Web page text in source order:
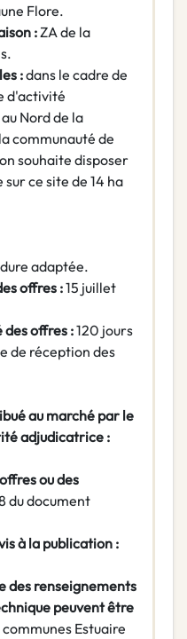
Flore.
:ZA de la
:dans le cadre de
d'activité
Nord de la
communauté de
souhaite disposer
ce site de 14 ha
adaptée.
offres :15 juillet
offres :120 jours
de réception des
au marché par le
adjudicatrice :
ou des
du document
à la publication :
des renseignements
peuvent être
Estuaire